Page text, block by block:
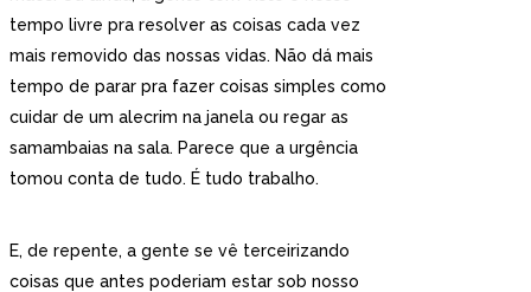
tempo livre pra resolver as coisas cada vez
mais removido das nossas vidas. Não dá mais
tempo de parar pra fazer coisas simples como
cuidar de um alecrim na janela ou regar as
samambaias na sala. Parece que a urgência
tomou conta de tudo. É tudo trabalho.
E, de repente, a gente se vê terceirizando
coisas que antes poderiam estar sob nosso